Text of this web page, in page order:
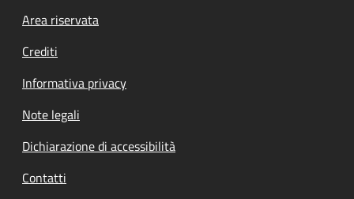
Footer menu
Area riservata
Crediti
Informativa privacy
Note legali
Dichiarazione di accessibilità
Contatti